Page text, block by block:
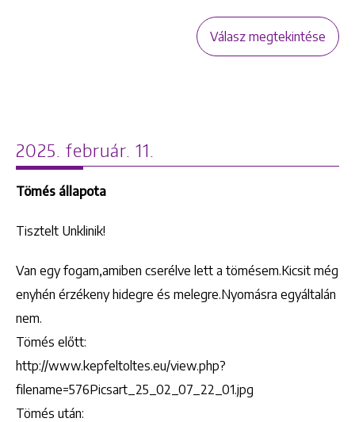
Válasz megtekintése
2025. február. 11.
Tömés állapota
Tisztelt Unklinik!
Van egy fogam,amiben cserélve lett a tömésem.Kicsit még
enyhén érzékeny hidegre és melegre.Nyomásra egyáltalán
nem.
Tömés előtt:
http://www.kepfeltoltes.eu/view.php?
filename=576Picsart_25_02_07_22_01.jpg
Tömés után: